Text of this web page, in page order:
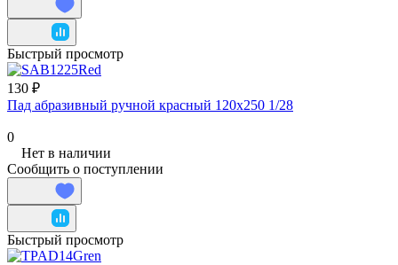
Быстрый просмотр
130 ₽
Пад абразивный ручной красный 120х250 1/28
0
Нет в наличии
Сообщить о поступлении
Быстрый просмотр